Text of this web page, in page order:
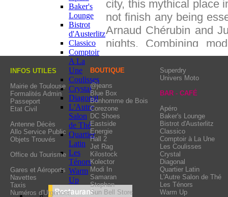
city, this mythical place
not finish any being
Arnaud Chérubin and
nights. Combining
principal room and
arched, one warm,
discussions, and the
cocktails. Ubu Club
tendency and actual
more good mood.
discussions, et l’autre
cocktails, l’Ubu
tendance et actuelle
de bonne humeur.
Baker's
Lounge
Bistrot
d'Austerlitz
Classico
Comptoir
A La
Une
Coulisses
Crystal
Diagonal
L'Autre
Salon
de Thé
Quartier
Latin
Les
Ténors
Warm
Up
INFOS UTILES
Mairie de Toulouse
Formalités Admin
Passeport
Etat Civil
Antenne Décès
Allo Service Public
Objets Trouvés
Office du Tourisme
Gares et Aéroports
Navettes
Taxis
Numéros d'Urgences
Superdry
Univers Moto
BAR - CAFÉ
Apéro
Baker's Lounge
Bistrot d'Austerlitz
Classico
Comptoir à La Une
Les Coulisses
Crystal
Diagonal
Quartier Latin
L'Autre Salon de Thé
Les Ténors
Warm Up
BOUTIQUE
@jeans
Blue Box
Bonhomme de Bois
Corezone
DC Shoes
Eastside
Energie
Hall 2
Jet Rag
Kilostock
Kolector
Modi In
Samaran
Stephan
Sun Bell Store